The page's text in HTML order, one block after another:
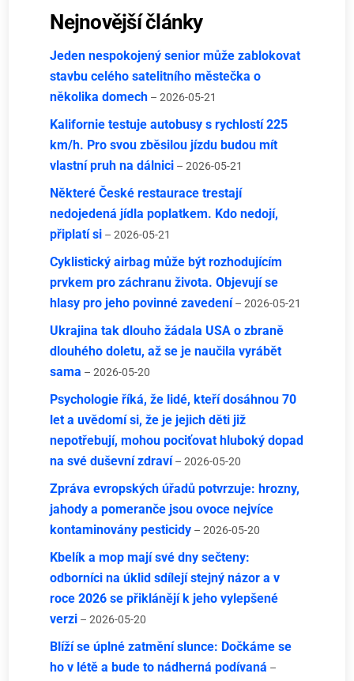
Nejnovější články
Jeden nespokojený senior může zablokovat
stavbu celého satelitního městečka o
několika domech – 2026-05-21
Kalifornie testuje autobusy s rychlostí 225
km/h. Pro svou zběsilou jízdu budou mít
vlastní pruh na dálnici – 2026-05-21
Některé České restaurace trestají
nedojedená jídla poplatkem. Kdo nedojí,
připlatí si – 2026-05-21
Cyklistický airbag může být rozhodujícím
prvkem pro záchranu života. Objevují se
hlasy pro jeho povinné zavedení – 2026-05-21
Ukrajina tak dlouho žádala USA o zbraně
dlouhého doletu, až se je naučila vyrábět
sama – 2026-05-20
Psychologie říká, že lidé, kteří dosáhnou 70
let a uvědomí si, že je jejich děti již
nepotřebují, mohou pociťovat hluboký dopad
na své duševní zdraví – 2026-05-20
Zpráva evropských úřadů potvrzuje: hrozny,
jahody a pomeranče jsou ovoce nejvíce
kontaminovány pesticidy – 2026-05-20
Kbelík a mop mají své dny sečteny:
odborníci na úklid sdílejí stejný názor a v
roce 2026 se přiklánějí k jeho vylepšené
verzi – 2026-05-20
Blíží se úplné zatmění slunce: Dočkáme se
ho v létě a bude to nádherná podívaná –